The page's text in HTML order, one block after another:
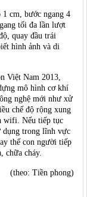
cm, bước ngang 4
tối đa lần lượt
quay đầu trái
hình ảnh và di
Việt Nam 2013,
mô hình cơ khí
nghệ mới như xử
chế độ rộng xung
wifi. Nếu tiếp tục
dụng trong lĩnh vực
thế con người tiếp
chữa cháy.
(theo: Tiền phong)